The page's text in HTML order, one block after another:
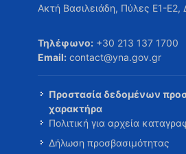
Ακτή Βασιλειάδη, Πύλες Ε1-
Τηλέφωνο: +30 213 137 1700
Email: contact@yna.gov.gr
Προστασία δεδομένων
χαρακτήρα
Πολιτική για αρχεία
Δήλωση προσβασιμότητας